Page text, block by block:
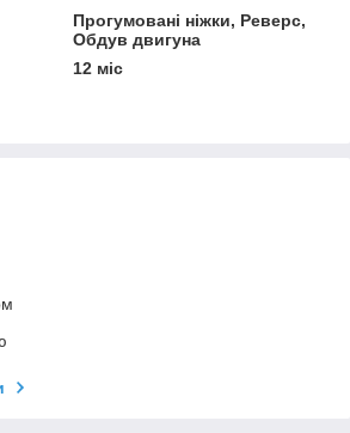
Прогумовані ніжки, Реверс,
Обдув двигуна
12 міс